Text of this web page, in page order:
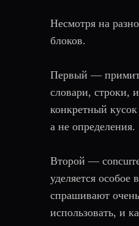
Несмотря на
блоков.
Первый —
словари, строки,
конкретный
а не определения.
Второй —
уделяется
спрашивают
использовать, и